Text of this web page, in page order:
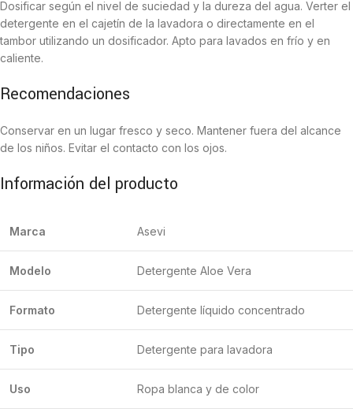
Dosificar según el nivel de suciedad y la dureza del agua. Verter el
detergente en el cajetín de la lavadora o directamente en el
tambor utilizando un dosificador. Apto para lavados en frío y en
caliente.
Recomendaciones
Conservar en un lugar fresco y seco. Mantener fuera del alcance
de los niños. Evitar el contacto con los ojos.
Información del producto
Marca Asevi
Modelo Detergente Aloe Vera
Formato Detergente líquido concentrado
Tipo Detergente para lavadora
Uso Ropa blanca y de color